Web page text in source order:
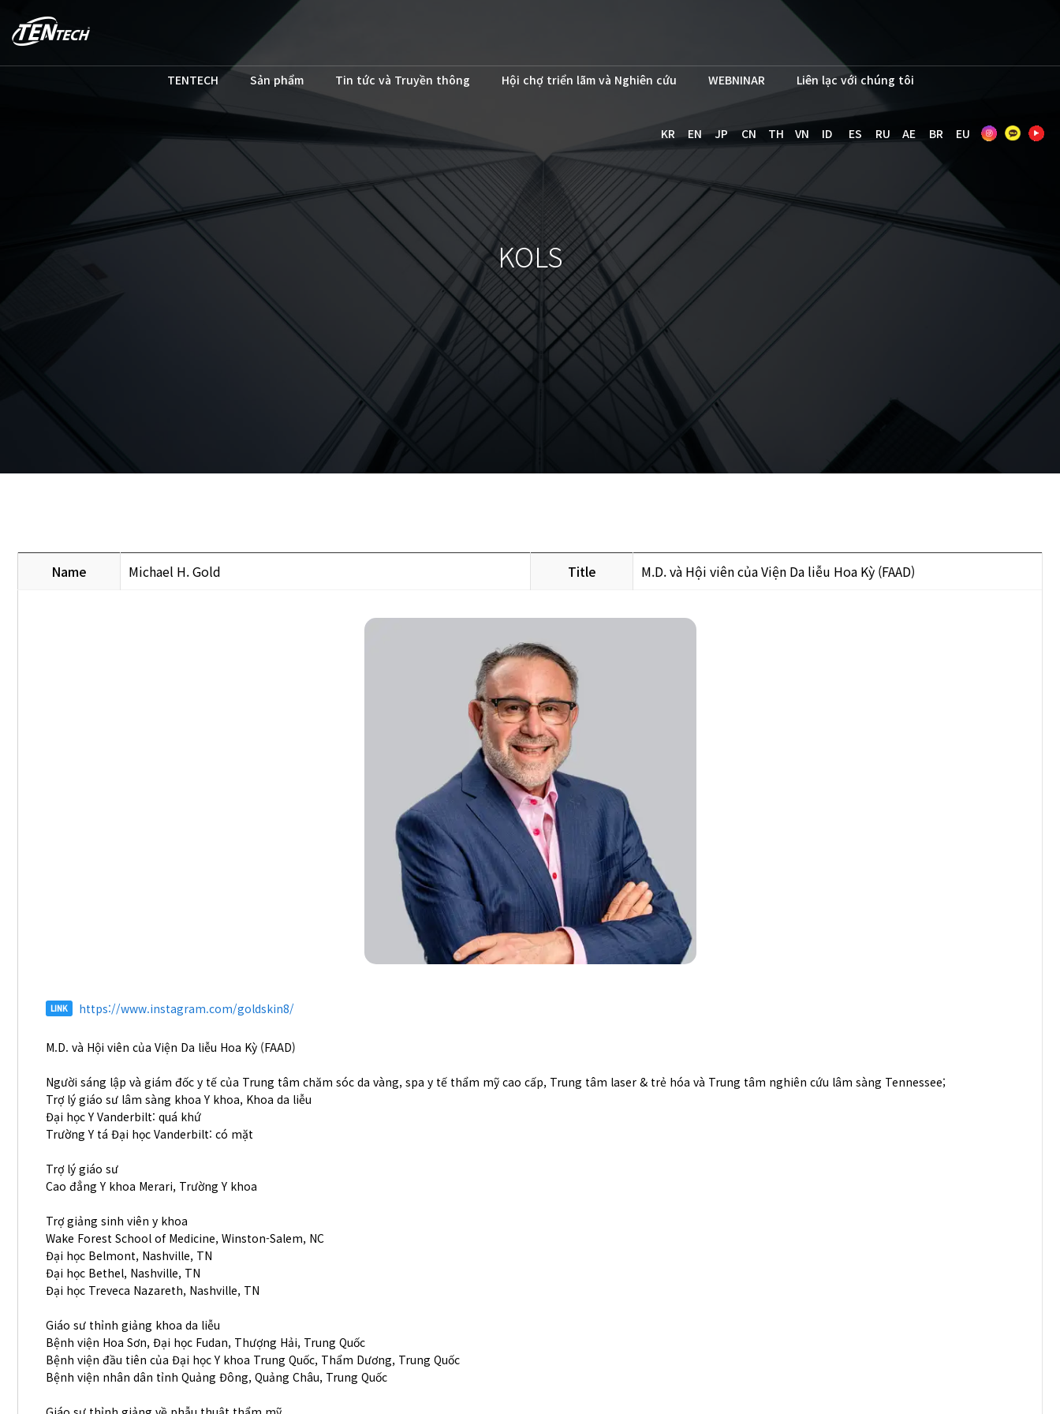
TENTECH Sản phẩm Tin tức và Truyền thông Hội chợ triển lãm và Nghiên cứu WEBNINAR Liên lạc với chúng tôi
KR EN JP CN TH VN ID ES RU AE BR EU
KOLS
Name Michael H. Gold Title M.D. và Hội viên của Viện Da liễu Hoa Kỳ (FAAD)
LINK https://www.instagram.com/goldskin8/
M.D. và Hội viên của Viện Da liễu Hoa Kỳ (FAAD)
Người sáng lập và giám đốc y tế của Trung tâm chăm sóc da vàng, spa y tế thẩm mỹ cao cấp, Trung tâm laser & trẻ hóa và Trung tâm nghiên cứu lâm sàng Tennessee;
Trợ lý giáo sư lâm sàng khoa Y khoa, Khoa da liễu
Đại học Y Vanderbilt: quá khứ
Trường Y tá Đại học Vanderbilt: có mặt
Trợ lý giáo sư
Cao đẳng Y khoa Merari, Trường Y khoa
Trợ giảng sinh viên y khoa
Wake Forest School of Medicine, Winston-Salem, NC
Đại học Belmont, Nashville, TN
Đại học Bethel, Nashville, TN
Đại học Treveca Nazareth, Nashville, TN
Giáo sư thỉnh giảng khoa da liễu
Bệnh viện Hoa Sơn, Đại học Fudan, Thượng Hải, Trung Quốc
Bệnh viện đầu tiên của Đại học Y khoa Trung Quốc, Thẩm Dương, Trung Quốc
Bệnh viện nhân dân tỉnh Quảng Đông, Quảng Châu, Trung Quốc